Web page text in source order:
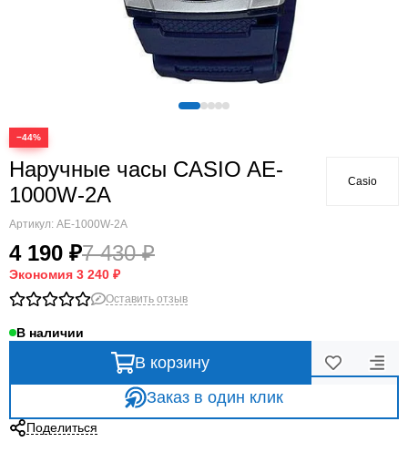
−44%
Наручные часы CASIO AE-
1000W-2A
Артикул: AE-1000W-2A
4 190 ₽7 430 ₽
Экономия 3 240 ₽
Casio
Оставить отзыв
В наличии
В корзину
Заказ в один клик
Поделиться